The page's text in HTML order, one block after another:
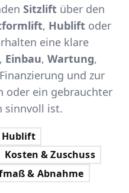
Sitzlift über den
, Hublift oder
eine klare
, Einbau, Wartung,
und zur
oder ein gebrauchter
sinnvoll ist.
Hublift
Kosten & Zuschuss
& Abnahme